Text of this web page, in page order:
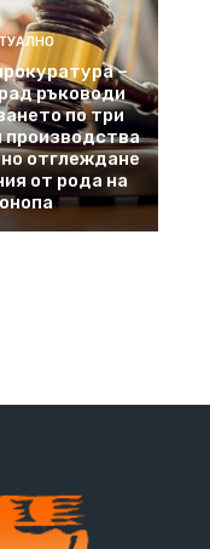
–
ръководи
по три
производства
отглеждане
от рода на